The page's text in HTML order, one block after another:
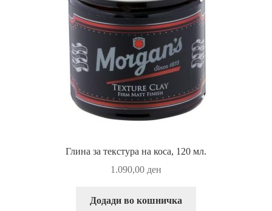
Глина за текстура на коса, 120 мл.
1.090,00 ден
Додади во кошничка